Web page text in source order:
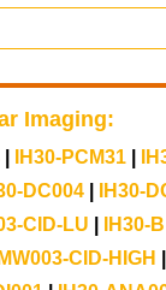
Imaging:
| IH30-PCM31|
DC004
IH30-
CID-LU
IH30-
CID-HIGH